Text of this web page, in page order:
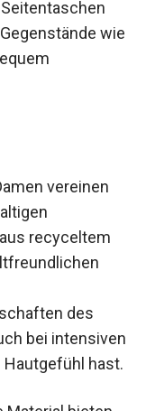
bequem
vereinen
recyceltem
des
bei